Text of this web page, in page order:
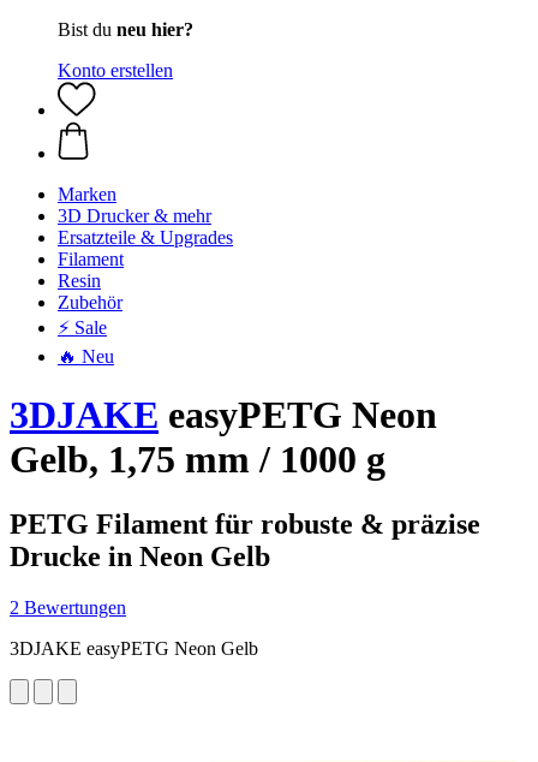
Bist du neu hier?
Konto erstellen
Marken
3D Drucker & mehr
Ersatzteile & Upgrades
Filament
Resin
Zubehör
⚡ Sale
🔥 Neu
3DJAKE easyPETG Neon
Gelb, 1,75 mm / 1000 g
PETG Filament für robuste & präzise
Drucke in Neon Gelb
2 Bewertungen
3DJAKE easyPETG Neon Gelb